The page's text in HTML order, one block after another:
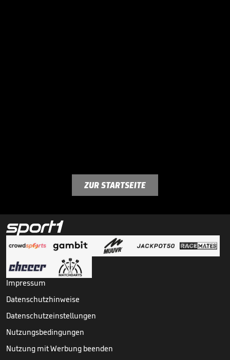
ZUR STARTSEITE
Impressum
Datenschutzhinweise
Datenschutzeinstellungen
Nutzungsbedingungen
Nutzung mit Werbung beenden